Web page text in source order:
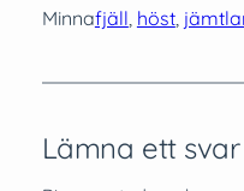
Minnafjäll höst,
Lämna ett svar